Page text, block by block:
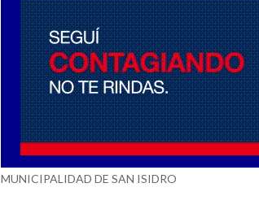
MUNICIPALIDAD DE SAN ISIDRO